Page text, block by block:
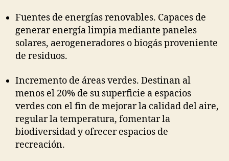
Fuentes de energías renovables. Capaces de
generar energía limpia mediante paneles
solares, aerogeneradores o biogás proveniente
de residuos.
Incremento de áreas verdes. Destinan al
menos el 20% de su superficie a espacios
verdes con el fin de mejorar la calidad del aire,
regular la temperatura, fomentar la
biodiversidad y ofrecer espacios de
recreación.